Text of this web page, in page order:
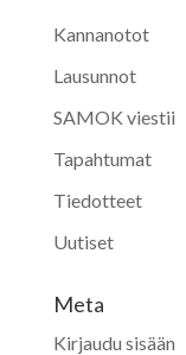
Kannanotot
Lausunnot
SAMOK viestii
Tapahtumat
Tiedotteet
Uutiset
Meta
Kirjaudu sisään